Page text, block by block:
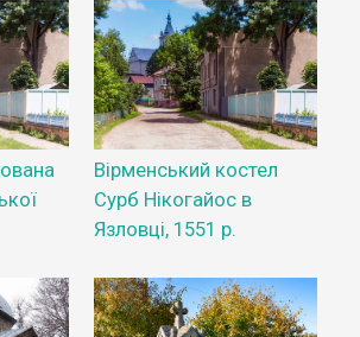
Вірменський костел
Сурб Нікогайос в
Язловці, 1551 р.